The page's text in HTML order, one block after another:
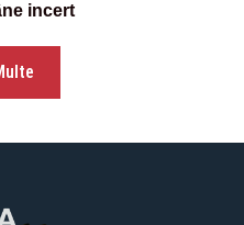
incert